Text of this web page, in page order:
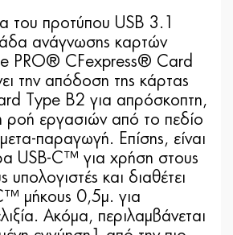
του προτύπου USB 3.1
ανάγνωσης καρτών
PRO® CFexpress® Card
την απόδοση της κάρτας
Type B2 για απρόσκοπτη,
ροή εργασιών από το πεδίο
παραγωγή. Επίσης, είναι
USB-C™ για χρήση στους
και διαθέτει
μήκους 0,5μ. για
Ακόμα, περιλαμβάνεται